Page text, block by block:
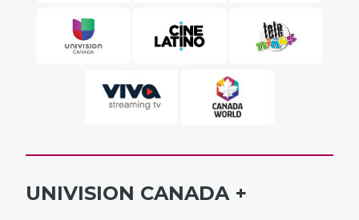
UNIVISION CANADA